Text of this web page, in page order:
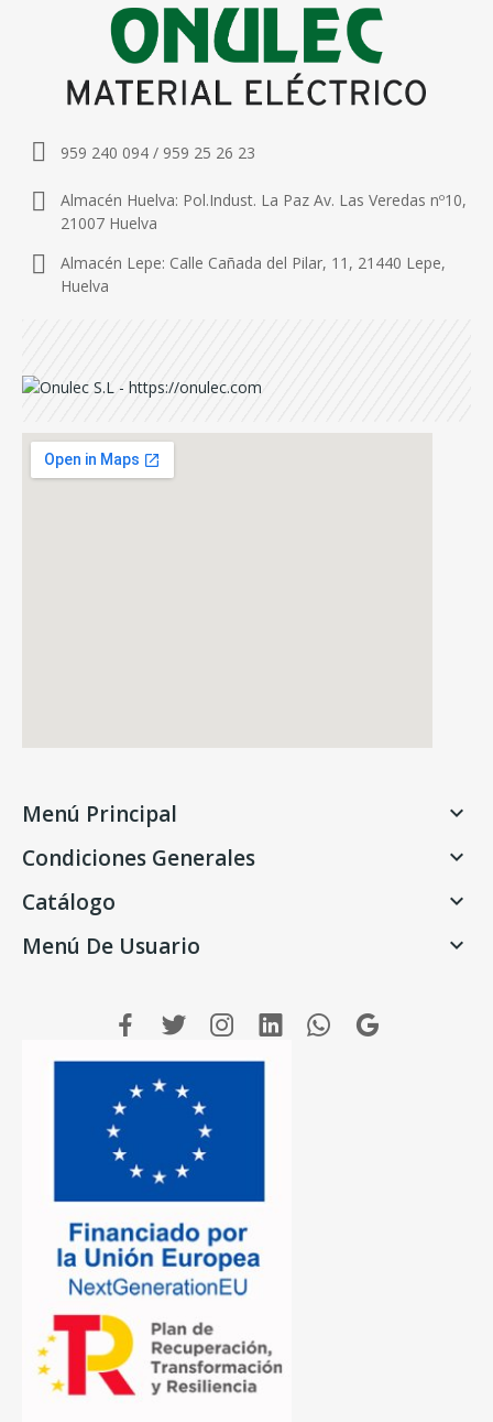
959 240 094 / 959 25 26 23
Almacén Huelva: Pol.Indust. La Paz Av. Las Veredas nº10,
21007 Huelva
Almacén Lepe: Calle Cañada del Pilar, 11, 21440 Lepe,
Huelva
Menú Principal 
Condiciones Generales 
Catálogo 
Menú De Usuario 